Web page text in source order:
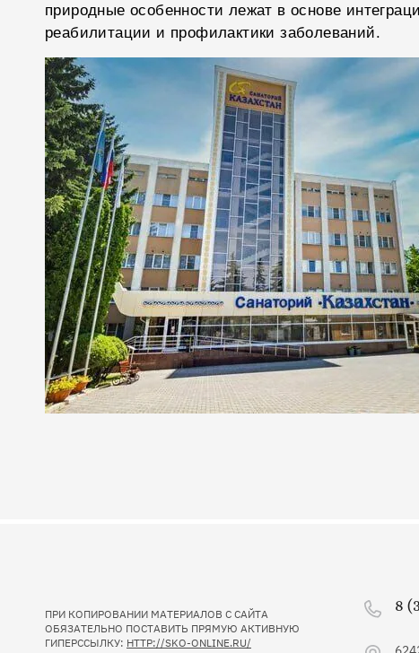
природные особенности лежат в основе
реабилитации и профилактики заболеваний.
ПРИ КОПИРОВАНИИ МАТЕРИАЛОВ С САЙТА
ОБЯЗАТЕЛЬНО ПОСТАВИТЬ ПРЯМУЮ АКТИВНУЮ
ГИПЕРССЫЛКУ: HTTP://SKO-ONLINE.RU/
8